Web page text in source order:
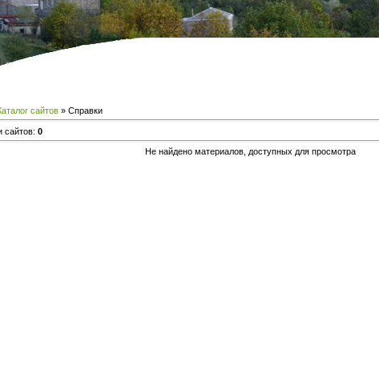
сайтов» Справки
сайтов: 0
Не найдено материалов, доступных для просмотра